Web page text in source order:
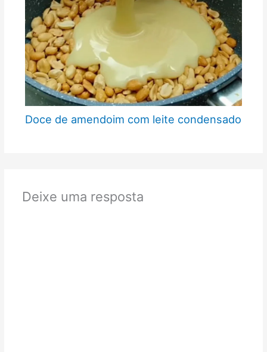
Doce de amendoim com leite condensado
Deixe uma resposta